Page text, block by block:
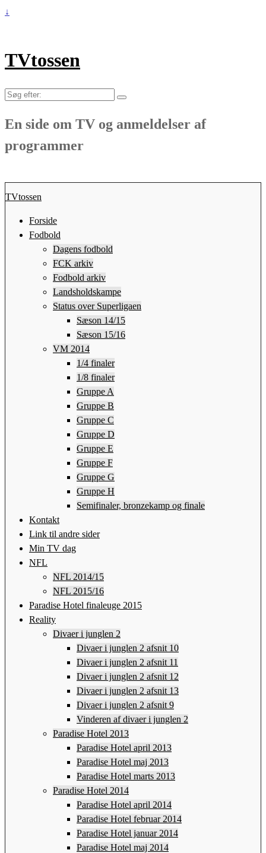
↓
TVtossen
Søg
En side om TV og anmeldelser af
programmer
TVtossen
Forside
Fodbold
Dagens fodbold
FCK arkiv
Fodbold arkiv
Landsholdskampe
Status over Superligaen
Sæson 14/15
Sæson 15/16
VM 2014
1/4 finaler
1/8 finaler
Gruppe A
Gruppe B
Gruppe C
Gruppe D
Gruppe E
Gruppe F
Gruppe G
Gruppe H
Semifinaler, bronzekamp og finale
Kontakt
Link til andre sider
Min TV dag
NFL
NFL 2014/15
NFL 2015/16
Paradise Hotel finaleuge 2015
Reality
Divaer i junglen 2
Divaer i junglen 2 afsnit 10
Divaer i junglen 2 afsnit 11
Divaer i junglen 2 afsnit 12
Divaer i junglen 2 afsnit 13
Divaer i junglen 2 afsnit 9
Vinderen af divaer i junglen 2
Paradise Hotel 2013
Paradise Hotel april 2013
Paradise Hotel maj 2013
Paradise Hotel marts 2013
Paradise Hotel 2014
Paradise Hotel april 2014
Paradise Hotel februar 2014
Paradise Hotel januar 2014
Paradise Hotel maj 2014